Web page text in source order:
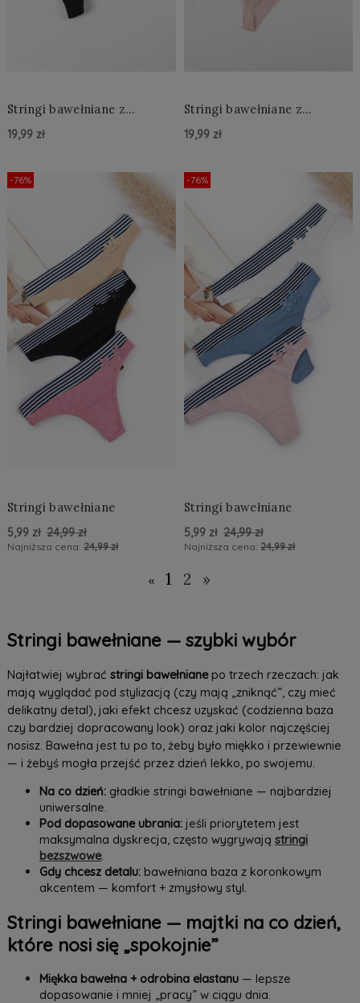
Stringi bawełniane z
19,99 zł
Do Koszyka »
Stringi bawełniane z
19,99 zł
Do Koszyka »
Stringi bawełniane
5,99 zł 24,99 zł
Najniższa cena: 24,99 zł
-76%
Stringi bawełniane
5,99 zł 24,99 zł
Najniższa cena: 24,99 zł
-76%
« 1 2 »
Stringi bawełniane — szybki wybór
Najłatwiej wybrać stringi bawełnianepo trzech rzeczach: jak
mają wyglądać pod stylizacją (czy mają „zniknąć”, czy mieć
delikatny detal), jaki efekt chcesz uzyskać (codzienna baza
czy bardziej dopracowany look) oraz jaki kolor najczęściej
nosisz. Bawełna jest tu po to, żeby było miękko i przewiewnie
— i żebyś mogła przejść przez dzień lekko, po swojemu.
Na co dzień:gładkie stringi bawełniane — najbardziej
uniwersalne.
Pod dopasowane ubrania:jeśli priorytetem jest
maksymalna dyskrecja, często wygrywają stringi
bezszwowe.
Gdy chcesz detalu:bawełniana baza z koronkowym
akcentem — komfort + zmysłowy styl.
Stringi bawełniane — majtki na co dzień,
które nosi się „spokojnie”
Miękka bawełna + odrobina elastanu— lepsze
dopasowanie i mniej „pracy” w ciągu dnia.